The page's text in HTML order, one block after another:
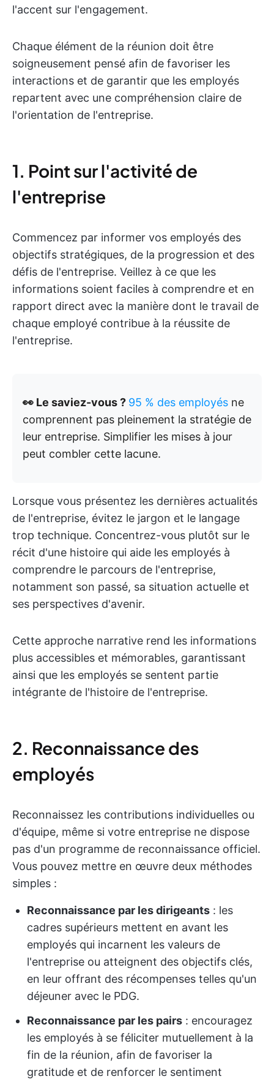
l'accent sur l'engagement.
Chaque élément de la réunion doit être
soigneusement pensé afin de favoriser les
interactions et de garantir que les employés
repartent avec une compréhension claire de
l'orientation de l'entreprise.
1. Point sur l'activité de
l'entreprise
Commencez par informer vos employés des
objectifs stratégiques, de la progression et des
défis de l'entreprise. Veillez à ce que les
informations soient faciles à comprendre et en
rapport direct avec la manière dont le travail de
chaque employé contribue à la réussite de
l'entreprise.
👀 Le saviez-vous ? 95 % des employés ne
comprennent pas pleinement la stratégie de
leur entreprise. Simplifier les mises à jour
peut combler cette lacune.
Lorsque vous présentez les dernières actualités
de l'entreprise, évitez le jargon et le langage
trop technique. Concentrez-vous plutôt sur le
récit d'une histoire qui aide les employés à
comprendre le parcours de l'entreprise,
notamment son passé, sa situation actuelle et
ses perspectives d'avenir.
Cette approche narrative rend les informations
plus accessibles et mémorables, garantissant
ainsi que les employés se sentent partie
intégrante de l'histoire de l'entreprise.
2. Reconnaissance des
employés
Reconnaissez les contributions individuelles ou
d'équipe, même si votre entreprise ne dispose
pas d'un programme de reconnaissance officiel.
Vous pouvez mettre en œuvre deux méthodes
simples :
Reconnaissance par les dirigeants : les
cadres supérieurs mettent en avant les
employés qui incarnent les valeurs de
l'entreprise ou atteignent des objectifs clés,
en leur offrant des récompenses telles qu'un
déjeuner avec le PDG.
Reconnaissance par les pairs : encouragez
les employés à se féliciter mutuellement à la
fin de la réunion, afin de favoriser la
gratitude et de renforcer le sentiment